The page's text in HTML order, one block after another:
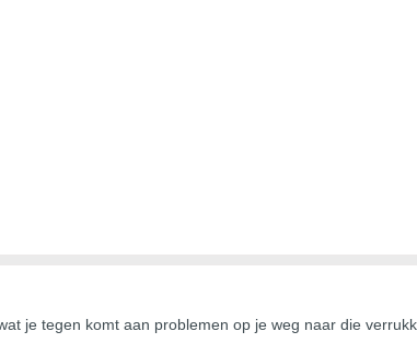
je tegen komt aan problemen op je weg naar die